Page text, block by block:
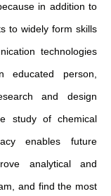
in addition to
to widely form skills
technologies
person,
and design
study of chemical
enables future
analytical and
and find the most